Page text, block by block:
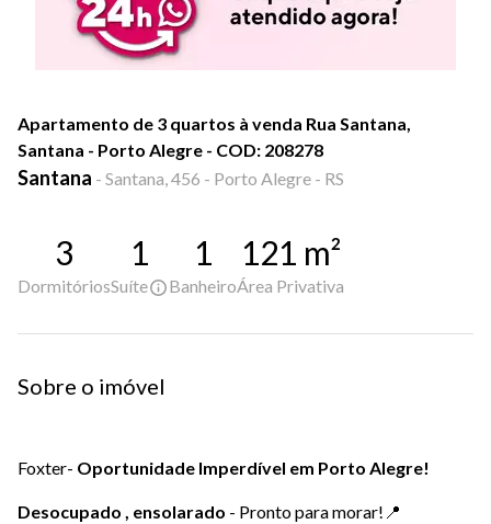
Apartamento de 3 quartos à venda Rua Santana,
Santana - Porto Alegre - COD: 208278
Santana - Santana, 456 - Porto Alegre - RS
3
Dormitórios
1
Suíte
1
Banheiro
121 m²
Área Privativa
Sobre o imóvel
Foxter- Oportunidade Imperdível em Porto Alegre!
Desocupado , ensolarado - Pronto para morar!📍